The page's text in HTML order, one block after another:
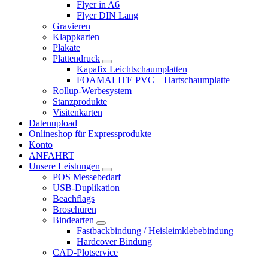
Flyer in A6
Flyer DIN Lang
Gravieren
Klappkarten
Plakate
Plattendruck
Kapafix Leichtschaumplatten
FOAMALITE PVC – Hartschaumplatte
Rollup-Werbesystem
Stanzprodukte
Visitenkarten
Datenupload
Onlineshop für Expressprodukte
Konto
ANFAHRT
Unsere Leistungen
POS Messebedarf
USB-Duplikation
Beachflags
Broschüren
Bindearten
Fastbackbindung / Heisleimklebebindung
Hardcover Bindung
CAD-Plotservice